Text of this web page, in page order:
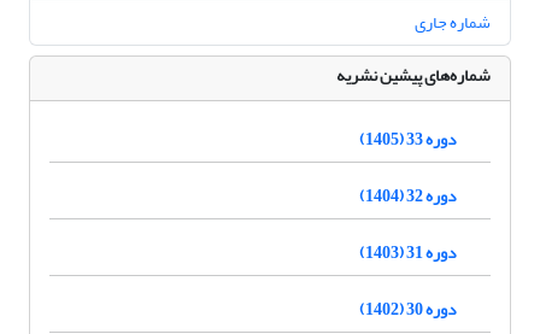
شماره جاری
شماره‌های پیشین نشریه
دوره 33 (1405)
دوره 32 (1404)
دوره 31 (1403)
دوره 30 (1402)